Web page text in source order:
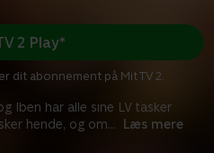
Iben har alle sine LV tasker
hende, og om... Læs mere
2 Play*
dit abonnement på Mit TV 2.